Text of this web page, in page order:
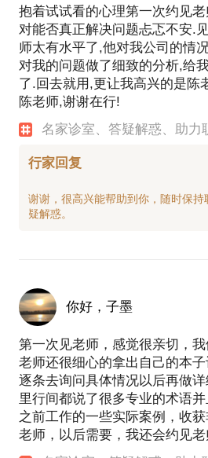
抱着试试看的心理第一次约见
对能否真正解决问题忐忑不安.
师太有水平了,他对我公司的情
对我的问题做了细致的分析,给
了.回去就用,更让我高兴的是陈
陈老师,谢谢在行!
名家诊室、答疑解惑、助力
行家回复
谢谢，很高兴能帮助到你，随时保
你好，子墨
第一次见老师，感觉很亲切，我
老师还很细心的拿出自己的本
逐条去询问具体情况以后再做
里行间都说了很多专业的术语
之前工作的一些实际案例，收
老师，以后需要，我还会约见老